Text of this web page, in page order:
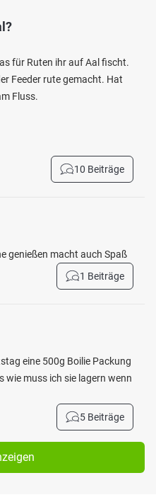
für Ruten ihr auf Aal fischt.
Feeder rute gemacht. Hat
Fluss.
10 Beiträge
genießen macht auch Spaß
1 Beiträge
eine 500g Boilie Packung
wie muss ich sie lagern wenn
5 Beiträge